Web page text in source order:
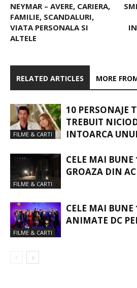
NEYMAR – AVERE, CARIERA,
FAMILIE, SCANDALURI,
VIATA PERSONALA SI
ALTELE
RELATED ARTICLES MORE
FILME & CARTI
10 PERSONAJE
TREBUIT
INTOARCA
FILME & CARTI
CELE MAI BUNE
GROAZA DIN
FILME & CARTI
CELE MAI BUNE
ANIMATE DC